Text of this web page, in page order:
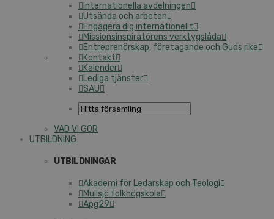
Internationella avdelningen
Utsända och arbeten
Engagera dig internationellt
Missionsinspiratörens verktygslåda
Entreprenörskap, företagande och Guds rike
Kontakt
Kalender
Lediga tjänster
SAU
VAD VI GÖR
UTBILDNING
UTBILDNINGAR
Akademi för Ledarskap och Teologi
Mullsjö folkhögskola
Apg29